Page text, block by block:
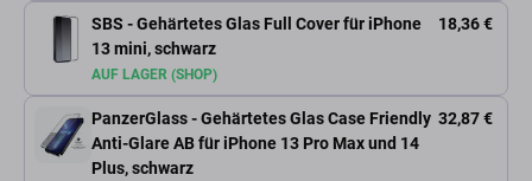
SBS - Gehärtetes Glas Full Cover für iPhone
13 mini, schwarz
18,36 €
AUF LAGER (SHOP)
PanzerGlass - Gehärtetes Glas Case Friendly
Anti-Glare AB für iPhone 13 Pro Max und 14
Plus, schwarz
32,87 €